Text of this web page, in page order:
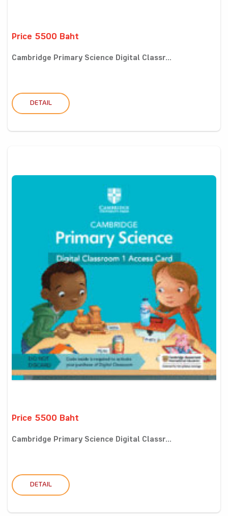
Price 5500 Baht
Cambridge Primary Science Digital Classr...
DETAIL
Price 5500 Baht
Cambridge Primary Science Digital Classr...
DETAIL